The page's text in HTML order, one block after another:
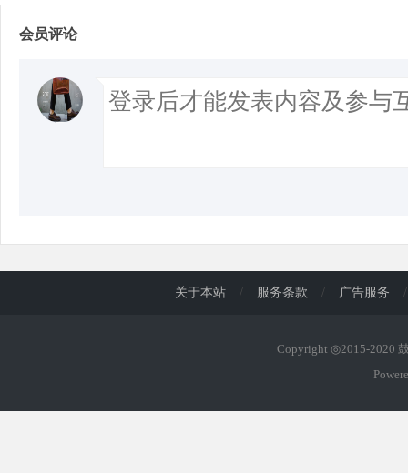
会员评论
关于本站 / 服务条款 / 广告服务 /
Copyright ◎2015-2020